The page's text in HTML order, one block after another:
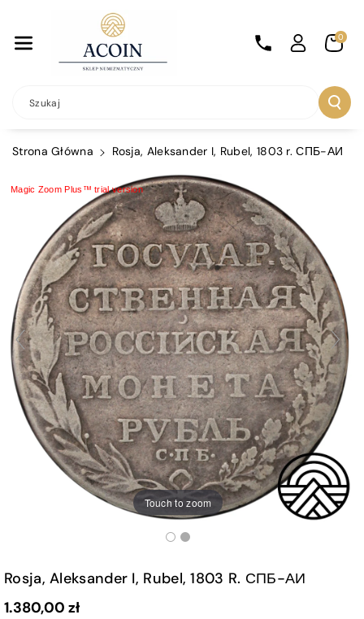
Szukaj
0
Strona Główna Rosja, Aleksander I, Rubel, 1803 r. СПБ-АИ
Magic Zoom Plus™ trial version
Touch to zoom
Rosja, Aleksander I, Rubel, 1803 R. СПБ-АИ
1.380,00 zł